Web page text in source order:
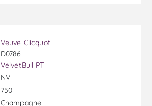
Veuve Clicquot
D0786
VelvetBull PT
NV
750
Champagne